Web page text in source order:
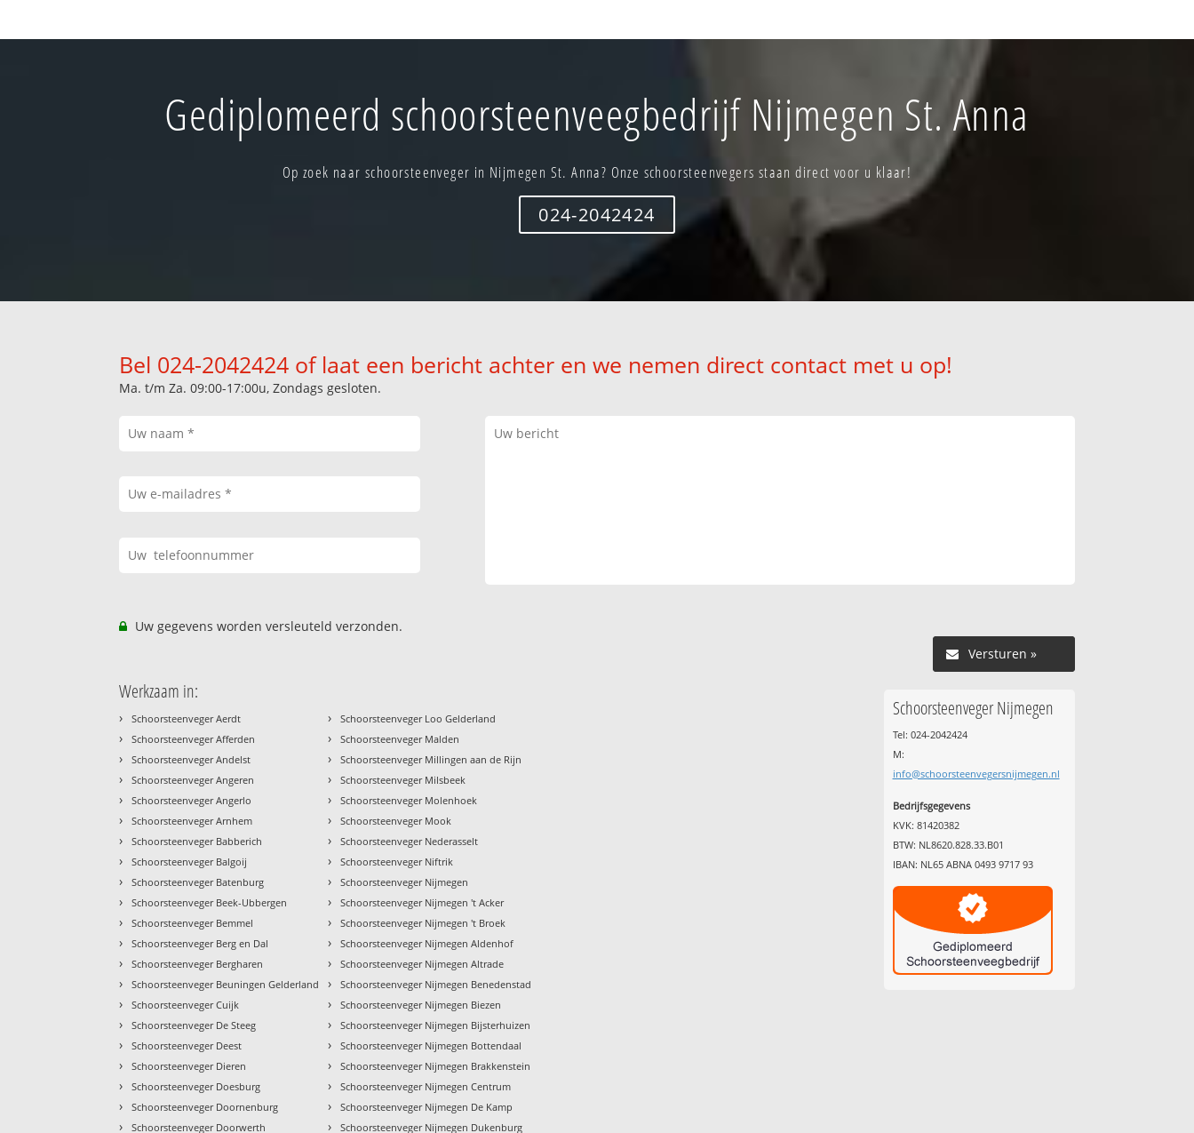
Gediplomeerd schoorsteenveegbedrijf Nijmegen St. Anna
Op zoek naar schoorsteenveger in Nijmegen St. Anna? Onze schoorsteenvegers staan direct voor u klaar!
024-2042424
Bel 024-2042424 of laat een bericht achter en we nemen direct contact met u op!
Ma. t/m Za. 09:00-17:00u, Zondags gesloten.
Uw gegevens worden versleuteld verzonden.
Versturen »
Werkzaam in:
› Schoorsteenveger Aerdt
› Schoorsteenveger Afferden
› Schoorsteenveger Andelst
› Schoorsteenveger Angeren
› Schoorsteenveger Angerlo
› Schoorsteenveger Arnhem
› Schoorsteenveger Babberich
› Schoorsteenveger Balgoij
› Schoorsteenveger Batenburg
› Schoorsteenveger Beek-Ubbergen
› Schoorsteenveger Bemmel
› Schoorsteenveger Berg en Dal
› Schoorsteenveger Bergharen
› Schoorsteenveger Beuningen Gelderland
› Schoorsteenveger Cuijk
› Schoorsteenveger De Steeg
› Schoorsteenveger Deest
› Schoorsteenveger Dieren
› Schoorsteenveger Doesburg
› Schoorsteenveger Doornenburg
› Schoorsteenveger Doorwerth
› Schoorsteenveger Loo Gelderland
› Schoorsteenveger Malden
› Schoorsteenveger Millingen aan de Rijn
› Schoorsteenveger Milsbeek
› Schoorsteenveger Molenhoek
› Schoorsteenveger Mook
› Schoorsteenveger Nederasselt
› Schoorsteenveger Niftrik
› Schoorsteenveger Nijmegen
› Schoorsteenveger Nijmegen 't Acker
› Schoorsteenveger Nijmegen 't Broek
› Schoorsteenveger Nijmegen Aldenhof
› Schoorsteenveger Nijmegen Altrade
› Schoorsteenveger Nijmegen Benedenstad
› Schoorsteenveger Nijmegen Biezen
› Schoorsteenveger Nijmegen Bijsterhuizen
› Schoorsteenveger Nijmegen Bottendaal
› Schoorsteenveger Nijmegen Brakkenstein
› Schoorsteenveger Nijmegen Centrum
› Schoorsteenveger Nijmegen De Kamp
› Schoorsteenveger Nijmegen Dukenburg
Schoorsteenveger Nijmegen
Tel: 024-2042424
M:
info@schoorsteenvegersnijmegen.nl
Bedrijfsgegevens
KVK: 81420382
BTW: NL8620.828.33.B01
IBAN: NL65 ABNA 0493 9717 93